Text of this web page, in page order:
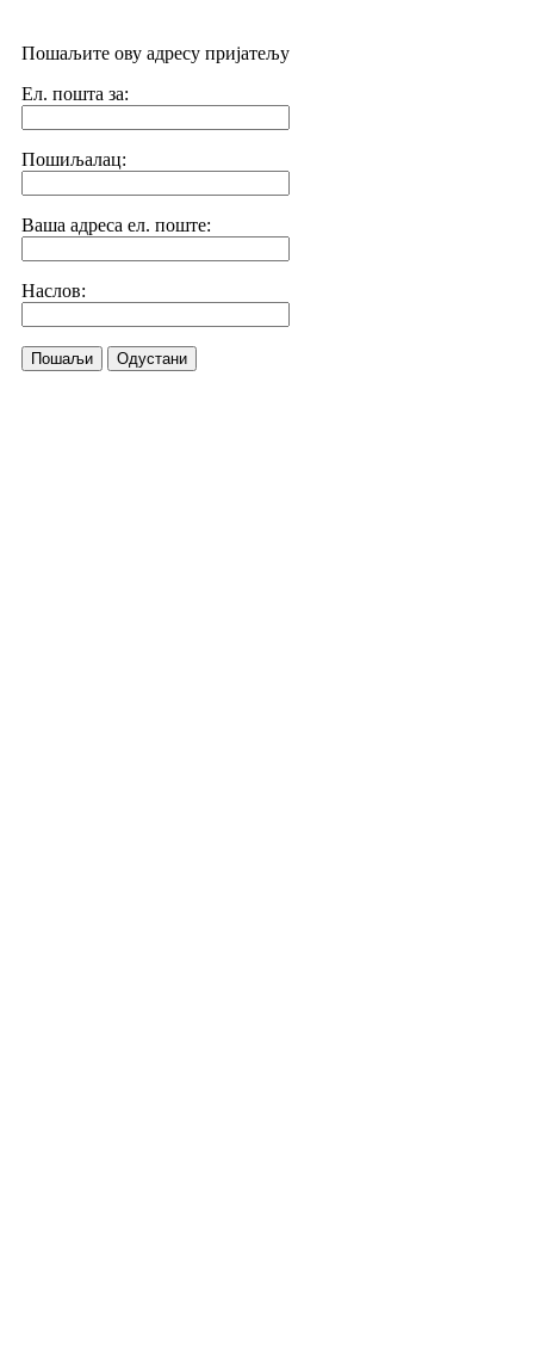
Пошаљите ову адресу пријатељу
Ел. пошта за:
Пошиљалац:
Ваша адреса ел. поште:
Наслов:
Пошаљи Одустани